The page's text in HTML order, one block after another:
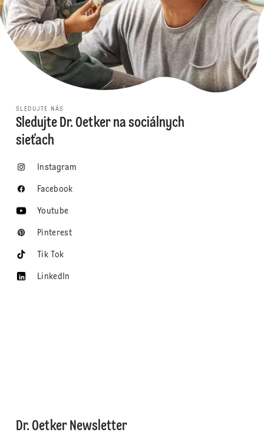
SLEDUJTE NÁS
Sledujte Dr. Oetker na sociálnych
sieťach
Instagram
Facebook
Youtube
Pinterest
Tik Tok
LinkedIn
Dr. Oetker Newsletter